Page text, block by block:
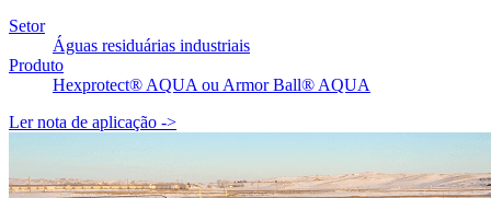
Setor
Águas residuárias industriais
Produto
Hexprotect® AQUA ou Armor Ball® AQUA
Ler nota de aplicação ->